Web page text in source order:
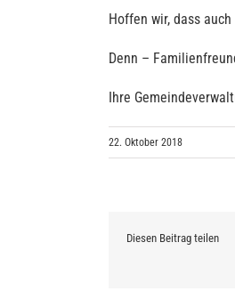
Hoffen wir, dass
Denn –
Ihre
22. Oktober 2018
Diesen Beitrag teilen